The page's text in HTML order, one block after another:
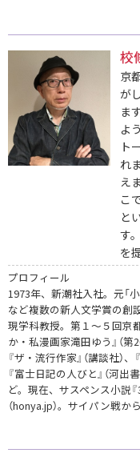
校
京
が
ま
よ
ト
れ
え
こ
と
す
を
プロフィール
1973年、新潮社入社。元「
など複数の新人文学賞の創
現学科教授。第１～５回京
か・私漫画家滝田ゆう』（
『ザ・流行作家』（講談社）、
『富士日記の人びと』（河出
ど。現在、サスペンス小説
（honya.jp）。サイパン戦か